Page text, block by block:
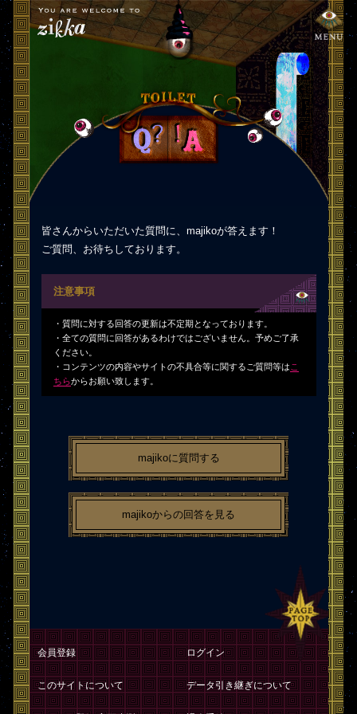
皆さんからいただいた質問に、majikoが答えます！
ご質問、お待ちしております。
注意事項
・質問に対する回答の更新は不定期となっております。
・全ての質問に回答があるわけではございません。予めご了承
ください。
・コンテンツの内容やサイトの不具合等に関するご質問等は こ
ちらからお願い致します。
majikoに質問する
majikoからの回答を見る
会員登録 ログイン
このサイトについて データ引き継ぎについて